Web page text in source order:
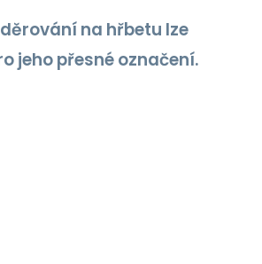
na hřbetu lze
jeho přesné označení.